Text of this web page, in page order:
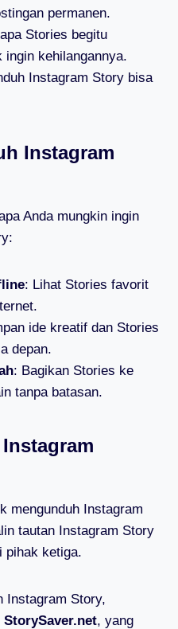
permanen.
Stories begitu
ingin kehilangannya.
Instagram Story bisa
Instagram
Anda mungkin ingin
: Lihat Stories favorit
ide kreatif dan Stories
depan.
: Bagikan Stories ke
tanpa batasan.
mengunduh Instagram
tautan Instagram Story
pihak ketiga.
Instagram Story,
StorySaver.net, yang